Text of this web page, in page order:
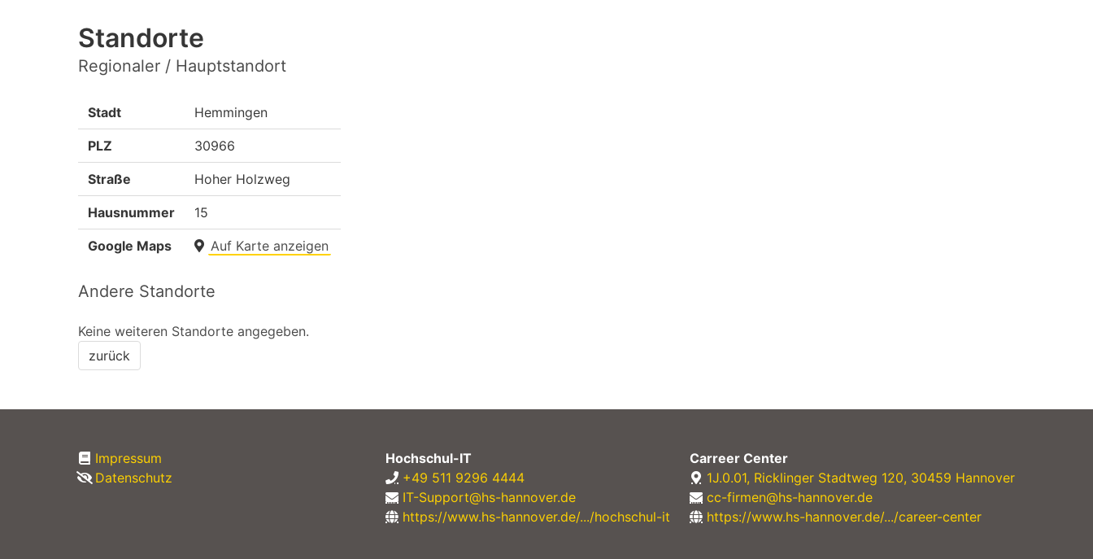
Standorte
Regionaler / Hauptstandort
Stadt Hemmingen
PLZ 30966
Straße Hoher Holzweg
Hausnummer 15
Google Maps Auf Karte anzeigen
Andere Standorte
Keine weiteren Standorte angegeben.
zurück
Impressum
Datenschutz
Hochschul-IT
+49 511 9296 4444
IT-Support@hs-hannover.de
https://www.hs-hannover.de/.../hochschul-it
Carreer Center
1J.0.01, Ricklinger Stadtweg 120, 30459 Hannover
cc-firmen@hs-hannover.de
https://www.hs-hannover.de/.../career-center